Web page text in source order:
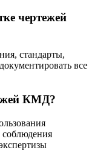
чертежей
стандарты,
все
КМД?
соблюдения